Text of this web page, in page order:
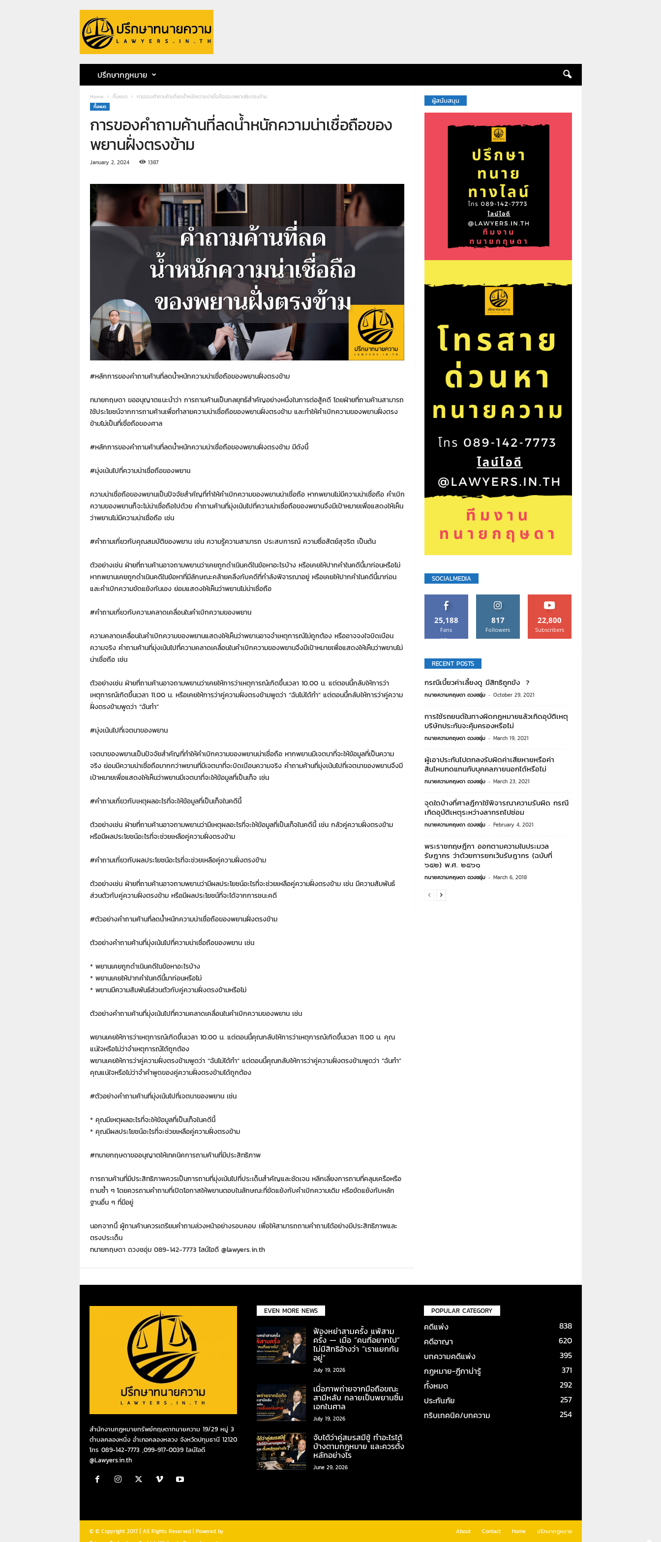
ป
ก
ษ
ปรึกษากฎหมาย
Home ทั้งหมด การของคำถามค้านที่ลดน้ำหนักความน่าเชื่อถือของพยานฝั่งตรงข้าม
ทั้งหมด
การของคำถามค้านที่ลดน้ำหนักความน่าเชื่อถือของ
พยานฝั่งตรงข้าม
January 2, 2024 1387
#หลักการของคำถามค้านที่ลดน้ำหนักความน่าเชื่อถือของพยานฝั่งตรงข้าม
ทนายกฤษดา ขออนุญาตแนะนำว่า การถามค้านเป็นกลยุทธ์สำคัญอย่างหนึ่งในการต่อสู้คดี โดยฝ่ายที่ถามค้านสามารถ
ใช้ประโยชน์จากการถามค้านเพื่อทำลายความน่าเชื่อถือของพยานฝั่งตรงข้าม และทำให้คำเบิกความของพยานฝั่งตรง
ข้ามไม่เป็นที่เชื่อถือของศาล
#หลักการของคำถามค้านที่ลดน้ำหนักความน่าเชื่อถือของพยานฝั่งตรงข้ามมีดังนี้
#มุ่งเน้นไปที่ความน่าเชื่อถือของพยาน
ความน่าเชื่อถือของพยานเป็นปัจจัยสำคัญที่ทำให้คำเบิกความของพยานน่าเชื่อถือ หากพยานไม่มีความน่าเชื่อถือ คำเบิก
ความของพยานก็จะไม่น่าเชื่อถือไปด้วย คำถามค้านที่มุ่งเน้นไปที่ความน่าเชื่อถือของพยานจึงมีเป้าหมายเพื่อแสดงให้เห็น
ว่าพยานไม่มีความน่าเชื่อถือ เช่น
#คำถามเกี่ยวกับคุณสมบัติของพยานเช่น ความรู้ความสามารถ ประสบการณ์ ความซื่อสัตย์สุจริต เป็นต้น
ตัวอย่างเช่น ฝ่ายที่ถามค้านอาจถามพยานว่าเคยถูกดำเนินคดีในข้อหาอะไรบ้าง หรือเคยให้ปากคำในคดีนี้มาก่อนหรือไม่
หากพยานเคยถูกดำเนินคดีในข้อหาที่มีลักษณะคล้ายคลึงกับคดีที่กำลังพิจารณาอยู่ หรือเคยให้ปากคำในคดีนี้มาก่อน
และคำเบิกความขัดแย้งกันเอง ย่อมแสดงให้เห็นว่าพยานไม่น่าเชื่อถือ
#คำถามเกี่ยวกับความคลาดเคลื่อนในคำเบิกความของพยาน
ความคลาดเคลื่อนในคำเบิกความของพยานแสดงให้เห็นว่าพยานอาจจำเหตุการณ์ไม่ถูกต้อง หรืออาจจงใจบิดเบือน
ความจริง คำถามค้านที่มุ่งเน้นไปที่ความคลาดเคลื่อนในคำเบิกความของพยานจึงมีเป้าหมายเพื่อแสดงให้เห็นว่าพยานไม่
น่าเชื่อถือ เช่น
ตัวอย่างเช่น ฝ่ายที่ถามค้านอาจถามพยานว่าเคยให้การว่าเหตุการณ์เกิดขึ้นเวลา 10.00 น. แต่ตอนนี้กลับให้การว่า
เหตุการณ์เกิดขึ้นเวลา 11.00 น. หรือเคยให้การว่าคู่ความฝั่งตรงข้ามพูดว่า “ฉันไม่ได้ทำ” แต่ตอนนี้กลับให้การว่าคู่ความ
ฝั่งตรงข้ามพูดว่า “ฉันทำ”
#มุ่งเน้นไปที่เจตนาของพยาน
เจตนาของพยานเป็นปัจจัยสำคัญที่ทำให้คำเบิกความของพยานน่าเชื่อถือ หากพยานมีเจตนาที่จะให้ข้อมูลที่เป็นความ
จริง ย่อมมีความน่าเชื่อถือมากกว่าพยานที่มีเจตนาที่จะบิดเบือนความจริง คำถามค้านที่มุ่งเน้นไปที่เจตนาของพยานจึงมี
เป้าหมายเพื่อแสดงให้เห็นว่าพยานมีเจตนาที่จะให้ข้อมูลที่เป็นเท็จ เช่น
#คำถามเกี่ยวกับเหตุผลอะไรที่จะให้ข้อมูลที่เป็นเท็จในคดีนี้
ตัวอย่างเช่น ฝ่ายที่ถามค้านอาจถามพยานว่ามีเหตุผลอะไรที่จะให้ข้อมูลที่เป็นเท็จในคดีนี้ เช่น กลัวคู่ความฝั่งตรงข้าม
หรือมีผลประโยชน์อะไรที่จะช่วยเหลือคู่ความฝั่งตรงข้าม
#คำถามเกี่ยวกับผลประโยชน์อะไรที่จะช่วยเหลือคู่ความฝั่งตรงข้าม
ตัวอย่างเช่น ฝ่ายที่ถามค้านอาจถามพยานว่ามีผลประโยชน์อะไรที่จะช่วยเหลือคู่ความฝั่งตรงข้าม เช่น มีความสัมพันธ์
ส่วนตัวกับคู่ความฝั่งตรงข้าม หรือมีผลประโยชน์ที่จะได้จากการชนะคดี
#ตัวอย่างคำถามค้านที่ลดน้ำหนักความน่าเชื่อถือของพยานฝั่งตรงข้าม
ตัวอย่างคำถามค้านที่มุ่งเน้นไปที่ความน่าเชื่อถือของพยาน เช่น
* พยานเคยถูกดำเนินคดีในข้อหาอะไรบ้าง
* พยานเคยให้ปากคำในคดีนี้มาก่อนหรือไม่
* พยานมีความสัมพันธ์ส่วนตัวกับคู่ความฝั่งตรงข้ามหรือไม่
ตัวอย่างคำถามค้านที่มุ่งเน้นไปที่ความคลาดเคลื่อนในคำเบิกความของพยาน เช่น
พยานเคยให้การว่าเหตุการณ์เกิดขึ้นเวลา 10.00 น. แต่ตอนนี้คุณกลับให้การว่าเหตุการณ์เกิดขึ้นเวลา 11.00 น. คุณ
แน่ใจหรือไม่ว่าจำเหตุการณ์ได้ถูกต้อง
พยานเคยให้การว่าคู่ความฝั่งตรงข้ามพูดว่า “ฉันไม่ได้ทำ” แต่ตอนนี้คุณกลับให้การว่าคู่ความฝั่งตรงข้ามพูดว่า “ฉันทำ”
คุณแน่ใจหรือไม่ว่าจำคำพูดของคู่ความฝั่งตรงข้ามได้ถูกต้อง
#ตัวอย่างคำถามค้านที่มุ่งเน้นไปที่เจตนาของพยานเช่น
* คุณมีเหตุผลอะไรที่จะให้ข้อมูลที่เป็นเท็จในคดีนี้
* คุณมีผลประโยชน์อะไรที่จะช่วยเหลือคู่ความฝั่งตรงข้าม
#ทนายกฤษดาขออนุญาตให้เทคนิคการถามค้านที่มีประสิทธิภาพ
การถามค้านที่มีประสิทธิภาพควรเป็นการถามที่มุ่งเน้นไปที่ประเด็นสำคัญและชัดเจน หลีกเลี่ยงการถามที่คลุมเครือหรือ
ถามซ้ำ ๆ โดยควรถามคำถามที่เปิดโอกาสให้พยานตอบในลักษณะที่ขัดแย้งกับคำเบิกความเดิม หรือขัดแย้งกับหลัก
ฐานอื่น ๆ ที่มีอยู่
นอกจากนี้ ผู้ถามค้านควรเตรียมคำถามล่วงหน้าอย่างรอบคอบ เพื่อให้สามารถถามคำถามได้อย่างมีประสิทธิภาพและ
ตรงประเด็น
ทนายกฤษดา ดวงชอุ่ม 089-142-7773 ไลน์ไอดี @lawyers.in.th
ผู้สนับสนุน
SOCIALMEDIA
25,188
Fans
Like
817
Followers
22,800
Subscribers
RECENT POSTS
กรณีเบี้ยวค่าเลี้ยงดู มีสิทธิถูกขัง ?
ทนายความกฤษดา ดวงชอุ่ม - October 29, 2021
การใช้รถยนต์ในทางผิดกฎหมายแล้วเกิดอุบัติเหตุ
บริษัทประกันจะคุ้มครองหรือไม่
ทนายความกฤษดา ดวงชอุ่ม - March 19, 2021
ผู้เอาประกันไปตกลงรับผิดค่าเสียหายหรือค่า
สินไหมทดแทนกับบุคคลภายนอกได้หรือไม่
ทนายความกฤษดา ดวงชอุ่ม - March 23, 2021
จุดใดบ้างที่ศาลฎีกาใช้พิจารณาความรับผิด กรณี
เกิดอุบัติเหตุระหว่างลากรถไปซ่อม
ทนายความกฤษดา ดวงชอุ่ม - February 4, 2021
พระราชกฤษฎีกา ออกตามความในประมวล
รัษฎากร ว่าด้วยการยกเว้นรัษฎากร (ฉบับที่
๖๕๒) พ.ศ. ๒๕๖๑
ทนายความกฤษดา ดวงชอุ่ม - March 6, 2018
สำนักงานกฎหมายทรัพย์กฤษดาทนายความ 19/29 หมู่ 3
ตำบลคลองหนึ่ง อำเภอคลองหลวง จังหวัดปทุมธานี 12120
โทร 089-142-7773 ,099-917-0039 ไลน์ไอดี
@Lawyers.in.th
EVEN MORE NEWS
ฟ้องหย่าสามครั้ง แพ้สาม
ครั้ง — เมื่อ “คนที่อยากไป”
ไม่มีสิทธิอ้างว่า “เราแยกกัน
อยู่”
July 19, 2026
เมื่อภาพถ่ายจากมือถือขณะ
สามีหลับ กลายเป็นพยานชิ้น
เอกในศาล
July 19, 2026
จับได้ว่าคู่สมรสมีชู้ ทำอะไรได้
บ้างตามกฎหมาย และควรตั้ง
หลักอย่างไร
June 29, 2026
POPULAR CATEGORY
คดีแพ่ง
838
คดีอาญา
620
บทความคดีแพ่ง
395
กฎหมาย-ฎีกาน่ารู้
371
ทั้งหมด
292
ประกันภัย
257
ทริบเทคนิค/บทความ
254
About Contact Home ปรึกษากฎหมาย
© © Copyright 2017 | All Rights Reserved | Powered by